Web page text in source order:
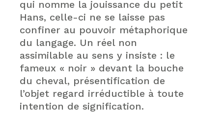
qui nomme la jouissance du petit
Hans, celle-ci ne se laisse pas
confiner au pouvoir métaphorique
du langage. Un réel non
assimilable au sens y insiste : le
fameux « noir » devant la bouche
du cheval, présentification de
l’objet regard irréductible à toute
intention de signification.